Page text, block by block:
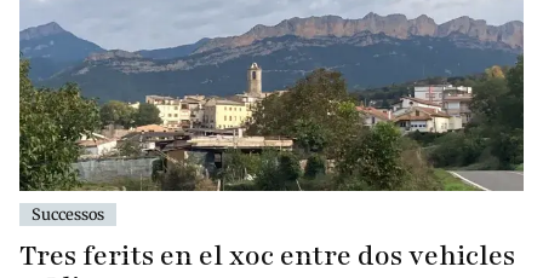
Successos
Tres ferits en el xoc entre dos vehicles